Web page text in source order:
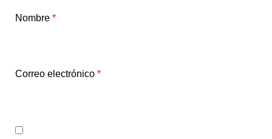
Nombre *
Correo electrónico *